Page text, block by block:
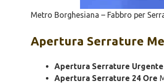
Metro Borghesiana – Fabbro per
Apertura Serrature
Apertura Serrature Urgente
Apertura Serrature 24 Ore